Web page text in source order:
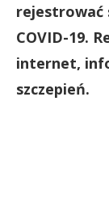
rejestrować
COVID-19.
internet,
szczepień.